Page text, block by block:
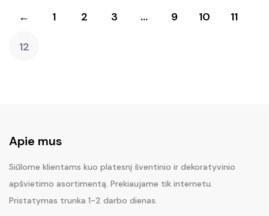
← 1 2 3 … 9 10 11
12
Apie mus
Siūlome klientams kuo platesnį šventinio ir dekoratyvinio
apšvietimo asortimentą. Prekiaujame tik internetu.
Pristatymas trunka 1-2 darbo dienas.